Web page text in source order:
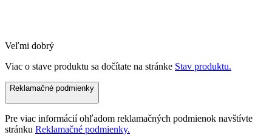
Veľmi dobrý
Viac o stave produktu sa dočítate na stránke Stav produktu.
Reklamačné podmienky
Pre viac informácií ohľadom reklamačných podmienok navštívte
stránku Reklamačné podmienky.